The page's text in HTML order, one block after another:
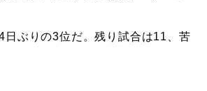
ぶりの3位だ。残り試合は11、苦